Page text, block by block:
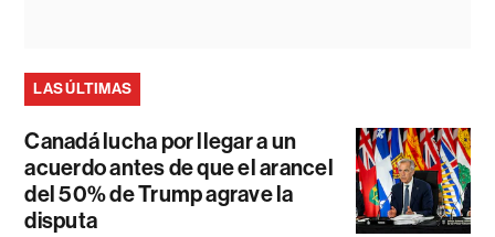
LAS ÚLTIMAS
Canadá lucha por llegar a un
acuerdo antes de que el arancel
del 50% de Trump agrave la
disputa